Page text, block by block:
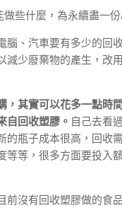
些什麼，為永續盡一份
腦、汽車要有多少的回
減少廢棄物的產生，改
，其實可以花多一點時
自回收塑膠。 自己去看
的瓶子成本很高，回收
等等，很多方面要投入
前沒有回收塑膠做的食